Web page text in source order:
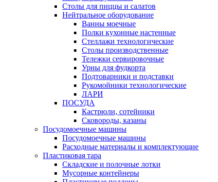
Столы для пиццы и салатов
Нейтральное оборудование
Ванны моечные
Полки кухонные настенные
Стеллажи технологические
Столы производственные
Тележки сервировочные
Урны для фудкорта
Подтоварники и подставки
Рукомойники технологические
ЛАРИ
ПОСУДА
Кастрюли, сотейники
Сковороды, казаны
Посудомоечные машины
Посудомоечные машины
Расходные материалы и комплектующие
Пластиковая тара
Складские и полочные лотки
Мусорные контейнеры